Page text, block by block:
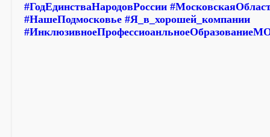
#ГодЕдинстваНародовРоссии
#НашеПодмосковье #Я_в_хорошей_компании